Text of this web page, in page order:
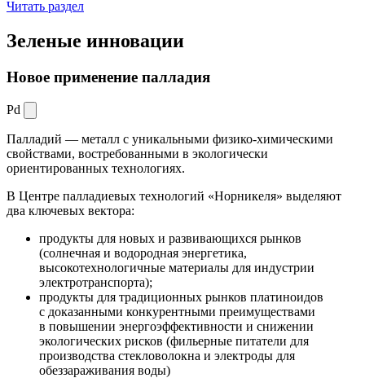
Читать раздел
Зеленые инновации
Новое применение палладия
Pd
Палладий — металл с уникальными физико-химическими
свойствами, востребованными в экологически
ориентированных технологиях.
В Центре палладиевых технологий «Норникеля» выделяют
два ключевых вектора:
продукты для новых и развивающихся рынков
(солнечная и водородная энергетика,
высокотехнологичные материалы для индустрии
электротранспорта);
продукты для традиционных рынков платиноидов
с доказанными конкурентными преимуществами
в повышении энергоэффективности и снижении
экологических рисков (фильерные питатели для
производства стекловолокна и электроды для
обеззараживания воды)